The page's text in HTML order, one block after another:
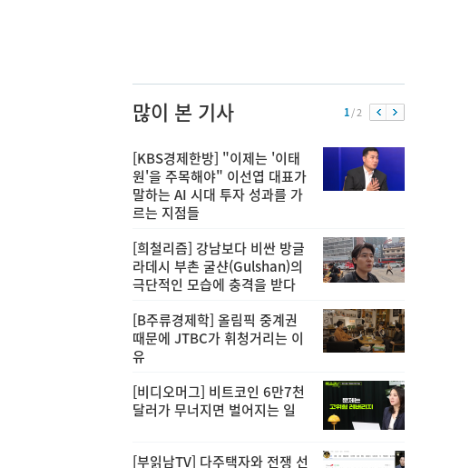
많이 본 기사 1/ 2
[KBS경제한방] "이제는 '이태
원'을 주목해야" 이선엽 대표가
말하는 AI 시대 투자 성과를 가
르는 지점들
[희철리즘] 강남보다 비싼 방글
라데시 부촌 굴샨(Gulshan)의
극단적인 모습에 충격을 받다
[B주류경제학] 올림픽 중계권
때문에 JTBC가 휘청거리는 이
유
[비디오머그] 비트코인 6만7천
달러가 무너지면 벌어지는 일
[부읽남TV] 다주택자와 전쟁 선